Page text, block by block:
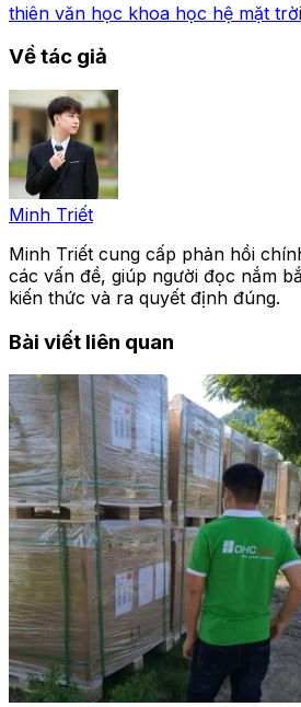
thiên văn học khoa học hệ mặt trời
Về tác giả
Minh Triết
Minh Triết cung cấp phản hồi
các vấn đề, giúp người đọc nắm
kiến thức và ra quyết định đúng.
Bài viết liên quan